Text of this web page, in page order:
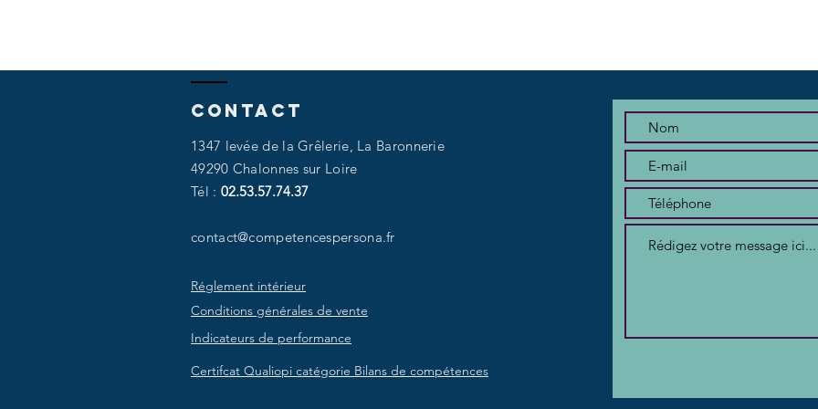
Contact
1347 levée de la Grêlerie, La Baronnerie
49290 Chalonnes sur Loire​​
Tél : 02.53.57.74.37
contact@competencespersona.fr
Réglement intérieur
Conditions générales de vente
Indicateurs de performance
Certifcat Qualiopi catégorie Bilans de compétences